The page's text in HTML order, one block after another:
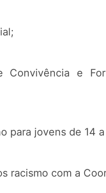
Convivência e
para jovens de 14
racismo com a